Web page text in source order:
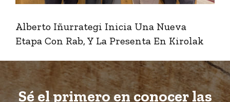
Alberto Iñurrategi Inicia Una Nueva
Etapa Con Rab, Y La Presenta En Kirolak
Sé el primero en conocer las